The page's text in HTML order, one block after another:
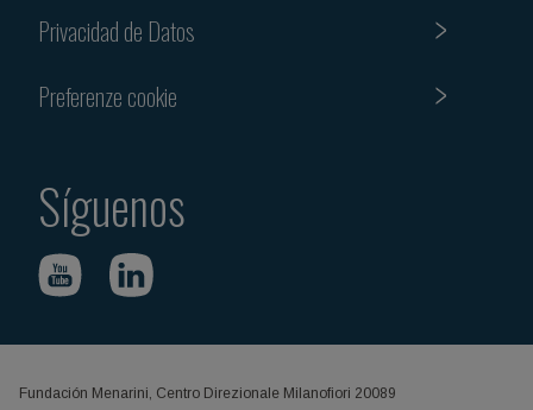
Privacidad de Datos
Preferenze cookie
Síguenos
Fundación Menarini, Centro Direzionale Milanofiori 20089